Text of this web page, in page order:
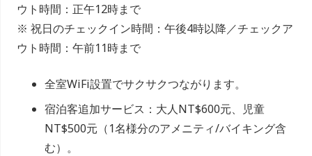
ウト時間：正午12時まで
※ 祝日のチェックイン時間：午後4時以降／チェックア
ウト時間：午前11時まで
全室WiFi設置でサクサクつながります。
宿泊客追加サービス：大人NT$600元、児童
NT$500元（1名様分のアメニティ/バイキング含
む）。